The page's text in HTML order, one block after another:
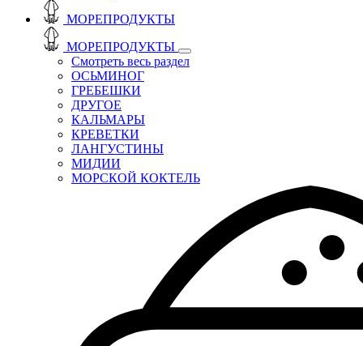
МОРЕПРОДУКТЫ
МОРЕПРОДУКТЫ
Смотреть весь раздел
ОСЬМИНОГ
ГРЕБЕШКИ
ДРУГОЕ
КАЛЬМАРЫ
КРЕВЕТКИ
ЛАНГУСТИНЫ
МИДИИ
МОРСКОЙ КОКТЕЛЬ